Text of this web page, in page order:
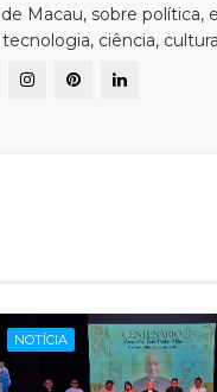
Macau, sobre
ciência,
NOTÍCIA